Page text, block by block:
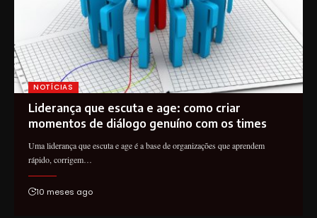
NOTÍCIAS
Liderança que escuta e age: como criar
momentos de diálogo genuíno com os times
Uma liderança que escuta e age é a base de organizações que aprendem
rápido, corrigem…
10 meses ago